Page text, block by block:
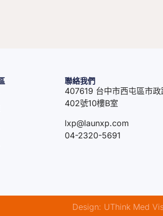
聯絡我們
407619 台中市西屯區市政
402號10樓B室
lxp@launxp.com
04-2320-5691
Design: UThink Med